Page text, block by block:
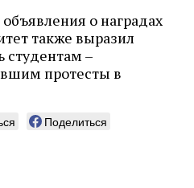
о наградах
также выразил
студентам –
протесты в
Поделиться